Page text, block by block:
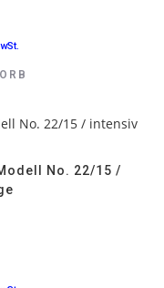
No. 22/15 /